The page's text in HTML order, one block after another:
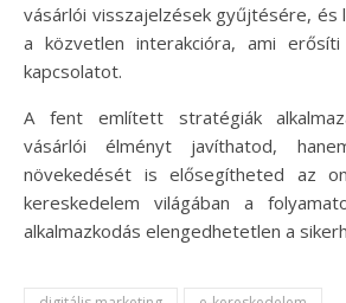
vásárlói visszajelzések gyűjtésére,
a közvetlen interakcióra, ami
kapcsolatot.
A fent említett stratégiák
vásárlói élményt javíthatod,
növekedését is elősegítheted az
kereskedelem világában a
alkalmazkodás elengedhetetlen a